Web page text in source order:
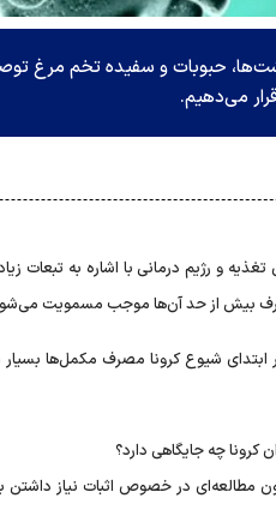
حبوبات و سفیده تخم مرغ
می‌دهیم.
و رژیم درمانی با اشاره به تبعات
بیش از حد آن‌ها موجب مسمویت
شیوع کرونا مصرف مکمل‌ها بسیار
کرونا چه جایگاهی دارد؟
مطالعه‌ای در خصوص اثبات نیاز